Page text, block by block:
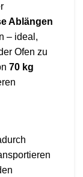
Ablängen
– ideal,
Ofen zu
70 kg